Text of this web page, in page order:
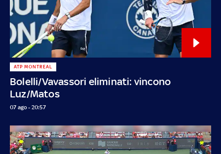
Bolelli/Vavassori eliminati: vincono
Luz/Matos
ATP MONTREAL
07 ago - 20:57